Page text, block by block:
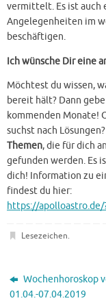
vermittelt. Es ist auch
Angelegenheiten im
beschäftigen.
Ich wünsche Dir eine
Möchtest du wissen,
bereit hält? Dann
kommenden Monate!
suchst nach
Themen, die für dich
gefunden werden. Es
dich! Information zu
findest du hier:
https://apolloastro.de/
Lesezeichen.
Wochenhoroskop
01.04.-07.04.2019